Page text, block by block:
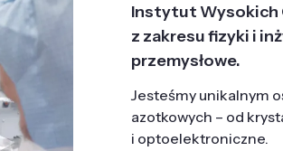
Instytut Wysokich
z zakresu fizyki i
przemysłowe.
Jesteśmy unikalnym
azotkowych – od
i optoelektroniczne.